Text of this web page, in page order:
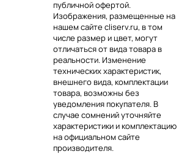
публичной офертой.
Изображения, размещенные на
нашем сайте cliserv.ru, в том
числе размер и цвет, могут
отличаться от вида товара в
реальности. Изменение
технических характеристик,
внешнего вида, комплектации
товара, возможны без
уведомления покупателя. В
случае сомнений уточняйте
характеристики и комплектацию
на официальном сайте
производителя.